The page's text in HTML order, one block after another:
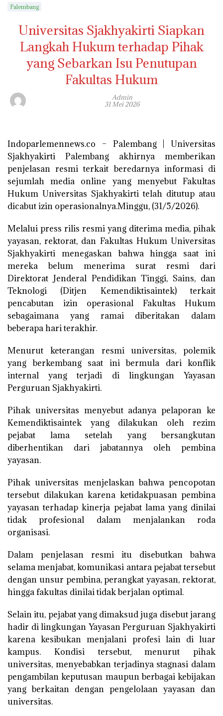
Palembang
Universitas Sjakhyakirti Siapkan
Langkah Hukum terhadap Pihak
yang Sebarkan Isu Penutupan
Fakultas Hukum
Admin
31 Mei 2026
Indoparlemennews.co – Palembang | Universitas
Sjakhyakirti Palembang akhirnya memberikan
penjelasan resmi terkait beredarnya informasi di
sejumlah media online yang menyebut Fakultas
Hukum Universitas Sjakhyakirti telah ditutup atau
dicabut izin operasionalnya.Minggu, (31/5/2026).
Melalui press rilis resmi yang diterima media, pihak
yayasan, rektorat, dan Fakultas Hukum Universitas
Sjakhyakirti menegaskan bahwa hingga saat ini
mereka belum menerima surat resmi dari
Direktorat Jenderal Pendidikan Tinggi, Sains, dan
Teknologi (Ditjen Kemendiktisaintek) terkait
pencabutan izin operasional Fakultas Hukum
sebagaimana yang ramai diberitakan dalam
beberapa hari terakhir.
Menurut keterangan resmi universitas, polemik
yang berkembang saat ini bermula dari konflik
internal yang terjadi di lingkungan Yayasan
Perguruan Sjakhyakirti.
Pihak universitas menyebut adanya pelaporan ke
Kemendiktisaintek yang dilakukan oleh rezim
pejabat lama setelah yang bersangkutan
diberhentikan dari jabatannya oleh pembina
yayasan.
Pihak universitas menjelaskan bahwa pencopotan
tersebut dilakukan karena ketidakpuasan pembina
yayasan terhadap kinerja pejabat lama yang dinilai
tidak profesional dalam menjalankan roda
organisasi.
Dalam penjelasan resmi itu disebutkan bahwa
selama menjabat, komunikasi antara pejabat tersebut
dengan unsur pembina, perangkat yayasan, rektorat,
hingga fakultas dinilai tidak berjalan optimal.
Selain itu, pejabat yang dimaksud juga disebut jarang
hadir di lingkungan Yayasan Perguruan Sjakhyakirti
karena kesibukan menjalani profesi lain di luar
kampus. Kondisi tersebut, menurut pihak
universitas, menyebabkan terjadinya stagnasi dalam
pengambilan keputusan maupun berbagai kebijakan
yang berkaitan dengan pengelolaan yayasan dan
universitas.